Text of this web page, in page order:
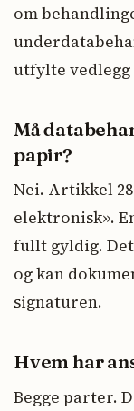
om
utfylte
Må
papir?
Nei. Artikkel
elektronisk».
fullt gyldig.
og kan
signaturen.
Hvem har
Begge parter.